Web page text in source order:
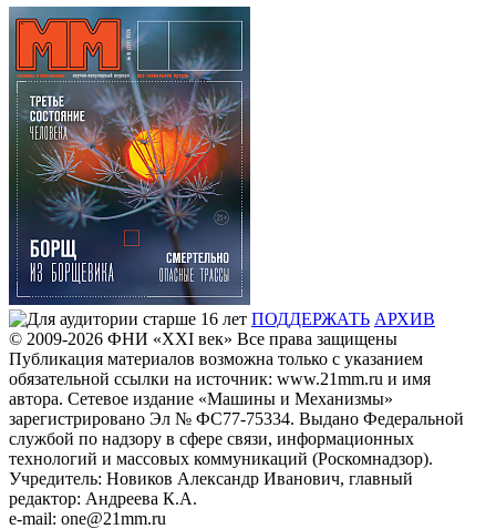
ПОДДЕРЖАТЬ АРХИВ
© 2009-2026 ФHИ «XXI век» Все права защищены
Публикация материалов возможна только с указанием
обязательной ссылки на источник: www.21mm.ru и имя
автора. Сетевое издание «Машины и Механизмы»
зарегистрировано Эл № ФС77-75334. Выдано Федеральной
службой по надзору в сфере связи, информационных
технологий и массовых коммуникаций (Роскомнадзор).
Учредитель: Новиков Александр Иванович, главный
редактор: Андреева К.А.
e-mail: one@21mm.ru